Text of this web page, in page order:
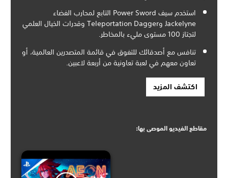
استخدم سيف Power Sword التابع لمحارب الفضاء
Jackelyne وTeleportation Dagger وقدرات الخيال العلمي
لتجتاز 100 مستوى مليء بالمخاطر.
تنافس مع أصدقائك للتفوق في قائمة المتصدرين العالمية، أو
تعاون معهم في لعبة تعاونية من أربعة لاعبين.
اكتشف المزيد
مقاطع الفيديو الموصى بها: